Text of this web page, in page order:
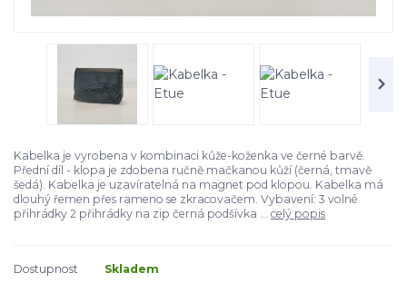
Kabelka je vyrobena v kombinaci kůže-koženka ve černé barvě.
Přední díl - klopa je zdobena ručně mačkanou kůží (černá, tmavě
šedá). Kabelka je uzavíratelná na magnet pod klopou. Kabelka má
dlouhý řemen přes rameno se zkracovačem. Vybavení: 3 volné
přihrádky 2 přihrádky na zip černá podšívka ... celý popis
Dostupnost Skladem